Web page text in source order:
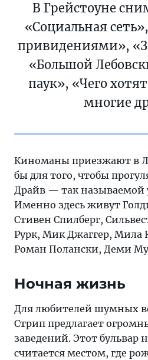
В Грейстоуне
«Социальная
привидениями»,
«Большой
паук», «Чего
многие
Киноманы приезжают в
бы для того, чтобы
Драйв — так называемой
Именно здесь живут
Стивен Спилберг,
Рурк, Мик Джаггер, Мила
Роман Полански, Деми
Ночная жизнь
Для любителей шумных
Стрип предлагает
заведений. Этот бульвар
считается местом, где